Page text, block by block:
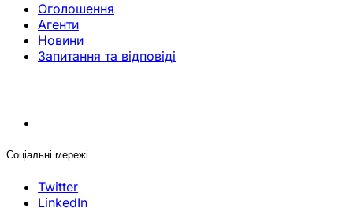
Оголошення
Агенти
Новини
Запитання та відповіді
Соціальні мережі
Twitter
LinkedIn